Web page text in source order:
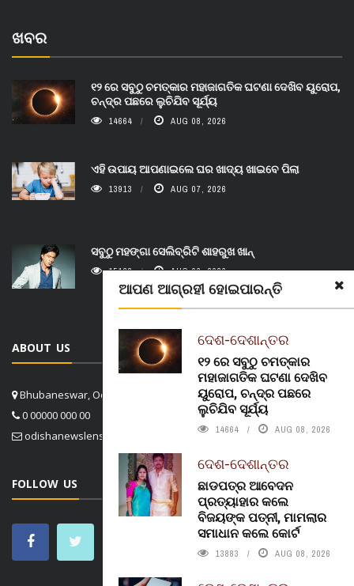
ଆପଣ ଆଗ୍ରହୀ ହୋଇପାରନ୍ତି
ଦେଶ-ଦେଶାନ୍ତର
୧୨ ରେ ସବୁଠୁ ଚମତ୍କାର
ମହାଜାଗତିକ ଘଟଣା ଦେଖିବ
ୟୁରୋପ, ଚନ୍ଦ୍ର ପଛରେ
ଲୁଚିଯିବ ସୂର୍ଯ୍ୟ
14664 AUG 08, 2026
ଦେଶ-ଦେଶାନ୍ତର
ଛାଡପତ୍ର ଆବେଦନ
ପ୍ରତ୍ୟାହାର କଲେ
ବିଜୟଙ୍କ ପତ୍ନୀ, ମାମଲାର
ସମାଧାନ କଲେ କୋର୍ଟ
13883 AUG 08, 2026
ଖବର
୧୨ ରେ ସବୁଠୁ ଚମତ୍କାର ମହାଜାଗତିକ ଘଟଣା ଦେଖିବ ୟୁରୋପ,
ଚନ୍ଦ୍ର ପଛରେ ଲୁଚିଯିବ ସୂର୍ଯ୍ୟ
14664 AUG 08, 2026
ଏହି ଉପାୟ ଆପଣାଇଲେ ଘର ଖାଦ୍ୟ ଖାଇବେ ପିଲା
13913 AUG 07, 2026
ସବୁଠୁ ମହଙ୍ଗା ସେଲିବ୍ରିଟି ଶାହରୁଖ ଖାନ୍
15122 AUG 06, 2026
ABOUT US
Bhubaneswar, Odisha, India
0 00000 000 00
odishanewslens@gmail.com
FOLLOW US